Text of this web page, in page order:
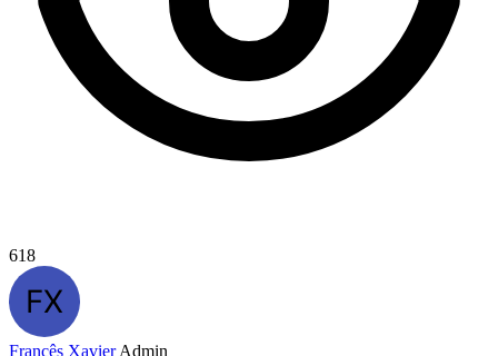
618
Francês XavierAdmin